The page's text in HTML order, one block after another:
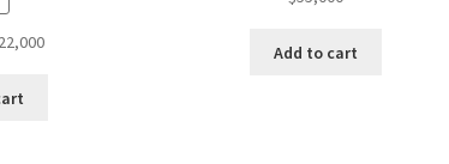
22,000 Add to cart